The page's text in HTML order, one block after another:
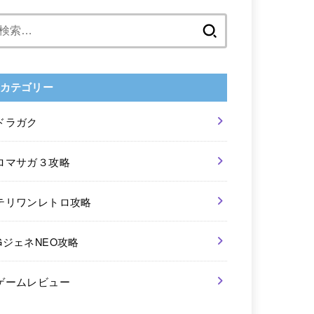
カテゴリー
ラガク
マサガ３攻略
リワンレトロ攻略
ジェネNEO攻略
ームレビュー